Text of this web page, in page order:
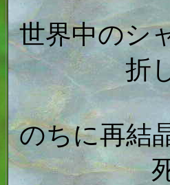
世界中のシ
折
のちに再結